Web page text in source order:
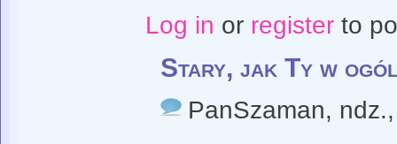
Log in or registerto
Stary, jak Ty w
PanSzaman,